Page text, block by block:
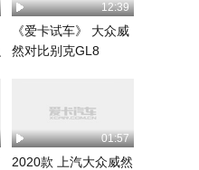
12:39
《爱卡试车》 大众威
然对比别克GL8
01:57
2020款 上汽大众威然